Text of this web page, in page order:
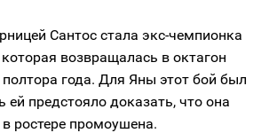
Сантос стала экс-чемпионка
возвращалась в октагон
года. Для Яны этот бой был
ей предстояло доказать, что она
ростере промоушена.